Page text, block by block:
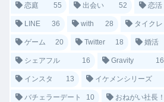
恋庭 55 出会い 52 恋活
LINE 36 with 28 タイクレ
ゲーム 20 Twitter 18 婚活
シェアフル 16 Gravity 16
インスタ 13 イケメンシリーズ
バチェラーデート 10 おねがい社長！